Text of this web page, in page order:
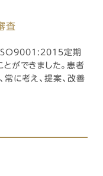
査
定期
ができました。患者
に考え、提案、改善